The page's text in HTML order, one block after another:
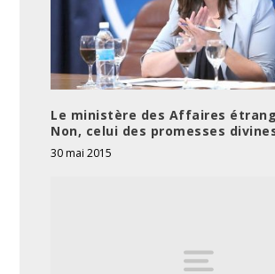
Le ministère des Affaires
Non, celui des promesses
30 mai 2015